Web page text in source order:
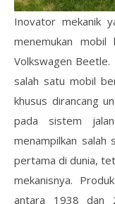
Inovator mekanik
menemukan
Volkswagen
salah satu mobil
khusus dirancang
pada sistem
menampilkan salah
pertama di dunia,
mekanisnya.
antara 1938 dan